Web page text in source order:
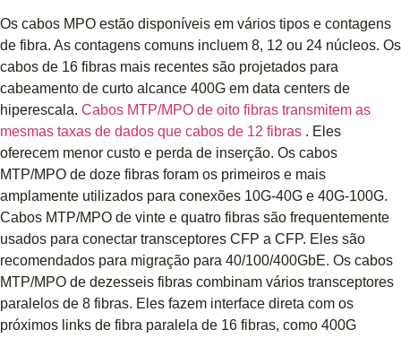
Os cabos MPO estão disponíveis em vários tipos e contagens
de fibra. As contagens comuns incluem 8, 12 ou 24 núcleos. Os
cabos de 16 fibras mais recentes são projetados para
cabeamento de curto alcance 400G em data centers de
hiperescala. Cabos MTP/MPO de oito fibras transmitem as
mesmas taxas de dados que cabos de 12 fibras . Eles
oferecem menor custo e perda de inserção. Os cabos
MTP/MPO de doze fibras foram os primeiros e mais
amplamente utilizados para conexões 10G-40G e 40G-100G.
Cabos MTP/MPO de vinte e quatro fibras são frequentemente
usados ​​para conectar transceptores CFP a CFP. Eles são
recomendados para migração para 40/100/400GbE. Os cabos
MTP/MPO de dezesseis fibras combinam vários transceptores
paralelos de 8 fibras. Eles fazem interface direta com os
próximos links de fibra paralela de 16 fibras, como 400G